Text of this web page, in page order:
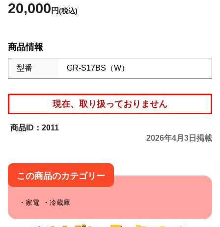
20,000 円(税込)
商品情報
型番 GR-S17BS（W）
現在、取り扱っておりません
2011
2026年4月3日掲載
この商品のカテゴリー
家電 冷蔵庫